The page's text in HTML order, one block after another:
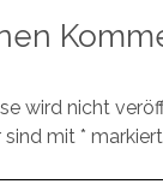
wird nicht
sind mit * markiert